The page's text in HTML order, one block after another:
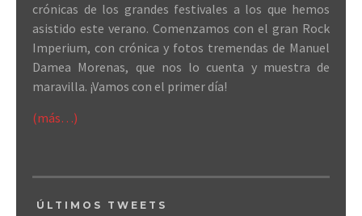
crónicas de los grandes festivales a los que hemos
asistido este verano. Comenzamos con el gran Rock
Imperium, con crónica y fotos tremendas de Manuel
Damea Morenas, que nos lo cuenta y muestra de
maravilla. ¡Vamos con el primer día!
(más…)
ÚLTIMOS TWEETS